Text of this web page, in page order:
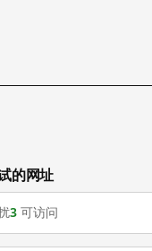
的网址
3 可访问